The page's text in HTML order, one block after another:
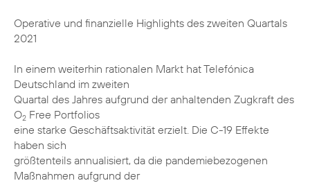
Operative und finanzielle Highlights des zweiten Quartals
2021
In einem weiterhin rationalen Markt hat Telefónica
Deutschland im zweiten
Quartal des Jahres aufgrund der anhaltenden Zugkraft des
O2 Free Portfolios
eine starke Geschäftsaktivität erzielt. Die C-19 Effekte
haben sich
größtenteils annualisiert, da die pandemiebezogenen
Maßnahmen aufgrund der